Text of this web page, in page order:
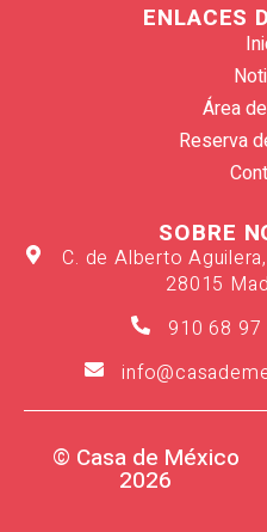
ENLACES
Área
Reserva
SOBRE
C. de Alberto
28015
910 68 97
© Casa de México
2026